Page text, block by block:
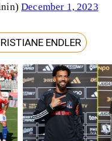
December 1, 2023
ENDLER